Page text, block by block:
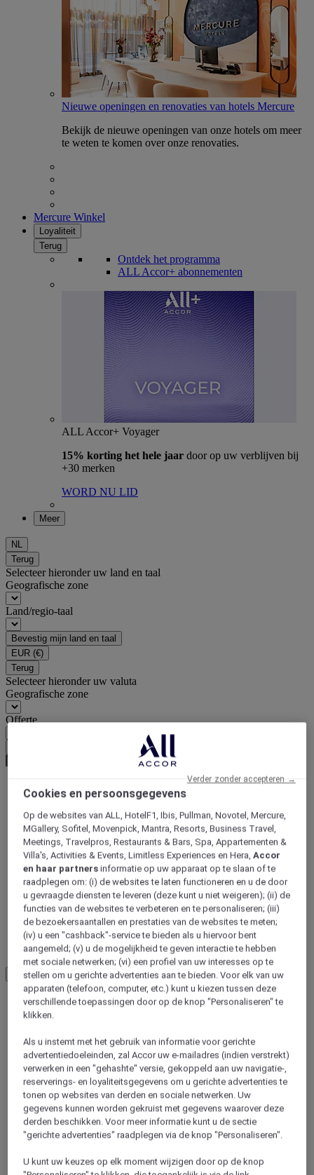
Nieuwe openingen en renovaties van hotels Mercure
Bekijk de nieuwe openingen van onze hotels om meer
te weten te komen over onze renovaties.
Mercure Winkel
Loyaliteit
Terug
Ontdek het programma
ALL Accor+ abonnementen
ALL Accor+ Voyager
15% korting het hele jaar door op uw verblijven bij
+30 merken
WORD NU LID
Meer
NL
Terug
Selecteer hieronder uw land en taal
Geografische zone
Land/regio-taal
Bevestig mijn land en taal
EUR (€)
Terug
Selecteer hieronder uw valuta
Geografische zone
Offerte
Europe
Germany
Saxony-Anhalt
Barleben
Maagdenburg
Load More See more items
Magdeburg, Duitsland
Cookies en persoonsgegevens
Op de websites van ALL, HotelF1, Ibis, Pullman, Novotel, Mercure,
MGallery, Sofitel, Movenpick, Mantra, Resorts, Business Travel,
Meetings, Travelpros, Restaurants & Bars, Spa, Appartementen &
Villa's, Activities & Events, Limitless Experiences en Hera,Accor
en haar partners informatie op uw apparaat op te slaan of te
raadplegen om: (i) de websites te laten functioneren en u de door
u gevraagde diensten te leveren (deze kunt u niet weigeren); (ii) de
functies van de websites te verbeteren en te personaliseren; (iii)
de bezoekersaantallen en prestaties van de websites te meten;
(iv) u een "cashback"-service te bieden als u hiervoor bent
aangemeld; (v) u de mogelijkheid te geven interactie te hebben
met sociale netwerken; (vi) een profiel van uw interesses op te
stellen om u gerichte advertenties aan te bieden. Voor elk van uw
apparaten (telefoon, computer, etc.) kunt u kiezen tussen deze
verschillende toepassingen door op de knop "Personaliseren" te
klikken.
Als u instemt met het gebruik van informatie voor gerichte
advertentiedoeleinden, zal Accor uw e-mailadres (indien verstrekt)
verwerken in een "gehashte" versie, gekoppeld aan uw navigatie-,
reserverings- en loyaliteitsgegevens om u gerichte advertenties te
tonen op websites van derden en sociale netwerken. Uw
gegevens kunnen worden gekruist met gegevens waarover deze
derden beschikken. Voor meer informatie kunt u de sectie
"gerichte advertenties" raadplegen via de knop "Personaliseren".
U kunt uw keuzes op elk moment wijzigen door op de knop
Verder zonder accepteren →